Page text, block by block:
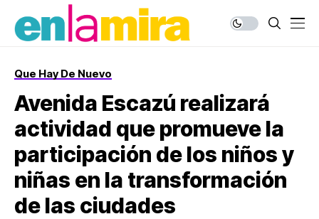
Que Hay De Nuevo
Avenida Escazú realizará
actividad que promueve la
participación de los niños y
niñas en la transformación
de las ciudades